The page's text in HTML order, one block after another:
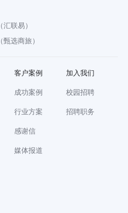
（汇联易）
（甄选商旅）
客户案例
成功案例
行业方案
感谢信
媒体报道
加入我们
校园招聘
招聘职务